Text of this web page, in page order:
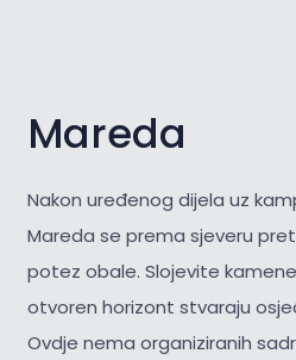
Mareda
Nakon uređenog dijela uz
Mareda se prema sjeveru
potez obale. Slojevite
otvoren horizont stvaraju
Ovdje nema organiziranih